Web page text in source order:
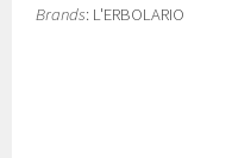
Brands: L'ERBOLARIO